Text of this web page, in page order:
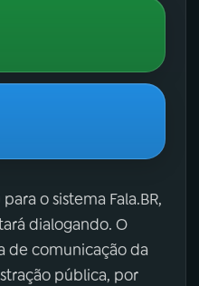
o sistema Fala.BR,
dialogando. O
de comunicação da
pública, por